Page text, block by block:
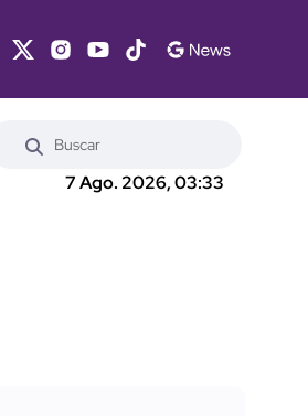
7 Ago. 2026, 03:33